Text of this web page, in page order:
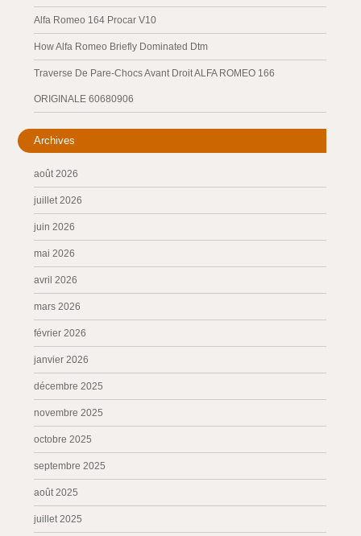
Alfa Romeo 164 Procar V10
How Alfa Romeo Briefly Dominated Dtm
Traverse De Pare-Chocs Avant Droit ALFA ROMEO 166
ORIGINALE 60680906
Archives
août 2026
juillet 2026
juin 2026
mai 2026
avril 2026
mars 2026
février 2026
janvier 2026
décembre 2025
novembre 2025
octobre 2025
septembre 2025
août 2025
juillet 2025